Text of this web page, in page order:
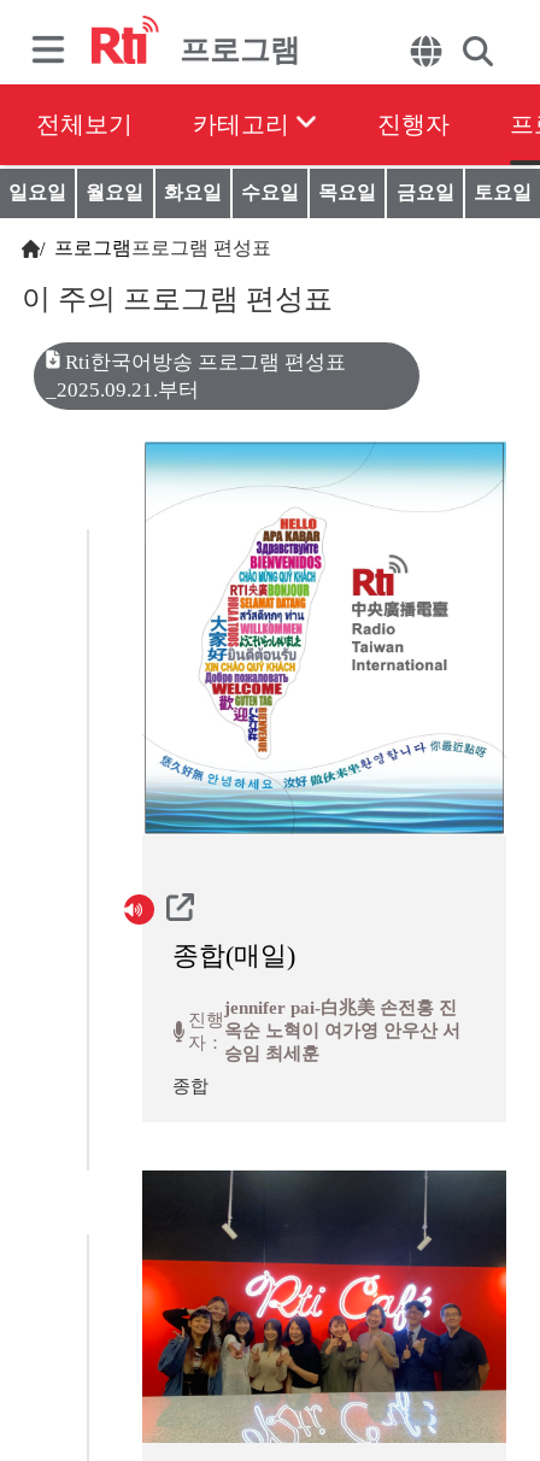
프로그램
전체보기 카테고리 진행자
일요일 월요일 화요일 수요일 목요일 금요일 토요일
/프로그램 프로그램 편성표
이 주의 프로그램 편성표
Rti한국어방송 프로그램 편성표
_2025.09.21.부터
종합(매일)
진행
자：
jennifer pai-白兆美 손전홍 진
옥순 노혁이 여가영 안우산 서
승임 최세훈
종합